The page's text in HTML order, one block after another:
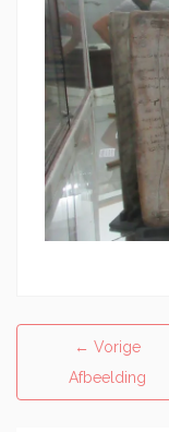
← Vorige
Afbeelding